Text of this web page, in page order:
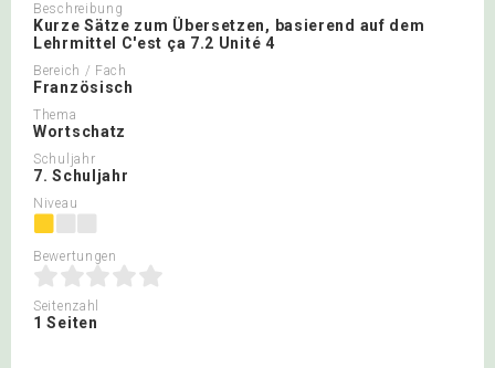
Beschreibung
Kurze Sätze zum Übersetzen, basierend auf dem
Lehrmittel C'est ça 7.2 Unité 4
Bereich / Fach
Französisch
Thema
Wortschatz
Schuljahr
7. Schuljahr
Niveau
Bewertungen
Seitenzahl
1 Seiten